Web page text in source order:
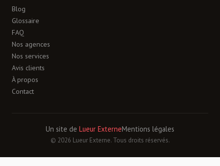
Blog
Glossaire
FAQ
Nos agences
Nos services
Avis clients
À propos
Contact
Un site de Lueur ExterneMentions légales
© 2026 Lueur Externe. Tous droits réservés.